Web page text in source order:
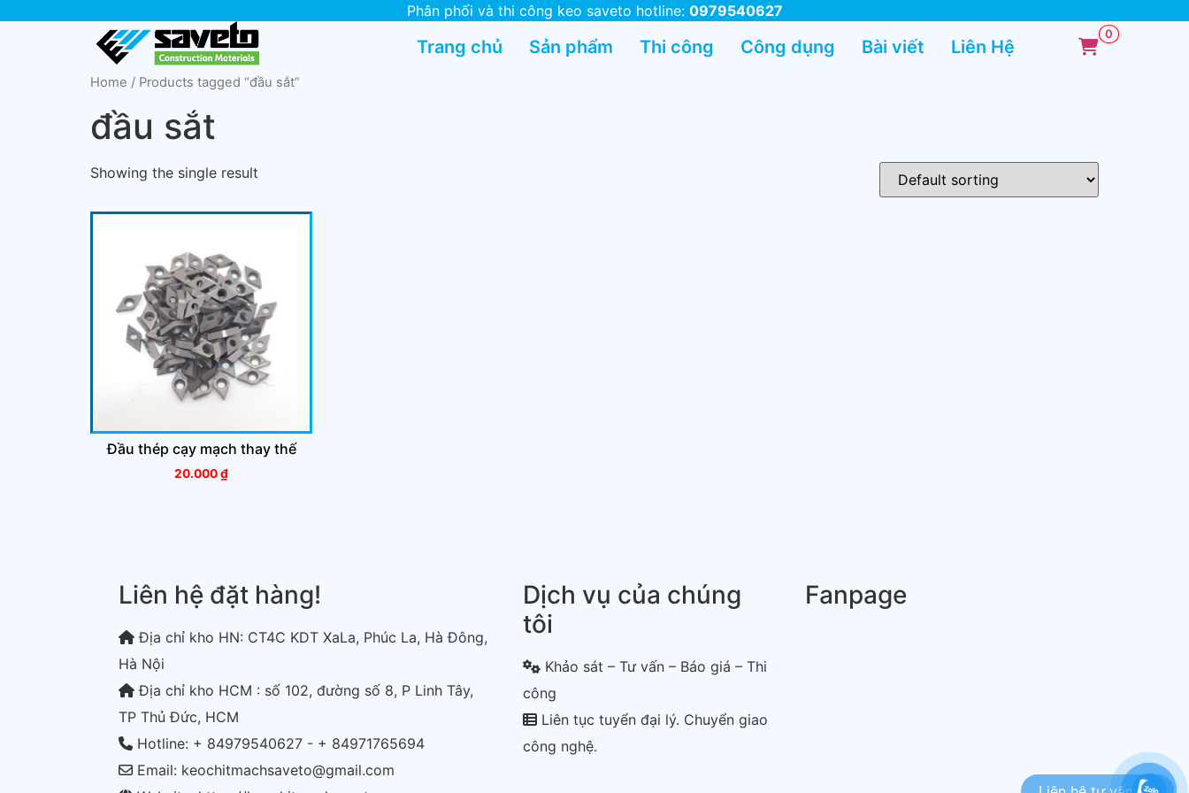
Phân phối và thi công keo saveto hotline: 0979540627
Trang chủ Sản phẩm Thi công Công dụng Bài viết Liên Hệ
Home / Products tagged “đầu sắt”
đầu sắt
Showing the single result
Đầu thép cạy mạch thay thế
20.000₫
Liên hệ đặt hàng!
Địa chỉ kho HN: CT4C KDT XaLa, Phúc La, Hà Đông,
Hà Nội
Địa chỉ kho HCM : số 102, đường số 8, P Linh Tây,
TP Thủ Đức, HCM
Hotline: + 84979540627 - + 84971765694
Email: keochitmachsaveto@gmail.com
Dịch vụ của chúng
tôi
Khảo sát – Tư vấn – Báo giá – Thi
công
Liên tục tuyển đại lý. Chuyển giao
công nghệ.
Fanpage